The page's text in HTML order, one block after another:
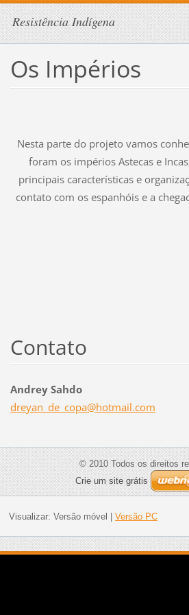
Resistência Indígena
Os Impérios
Nesta parte do projeto vamos
foram os impérios Astecas e
principais características e
contato com os espanhóis e a
Contato
Andrey Sahdo
dreyan_de_copa@hotmail.com
© 2010 Todos os direitos
Crie um site grátis
Visualizar: Versão móvel Versão PC